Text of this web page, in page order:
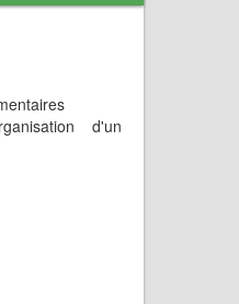
d'un